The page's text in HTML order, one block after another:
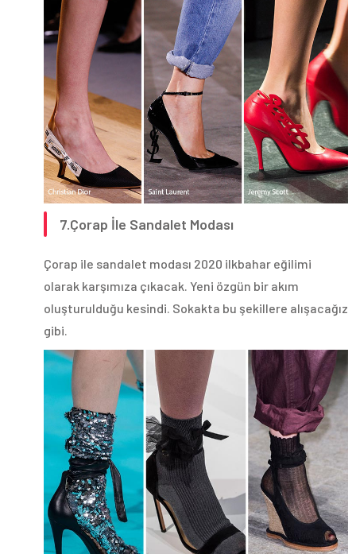
7.Çorap İle Sandalet Modası
Çorap ile sandalet modası 2020 ilkbahar eğilimi
olarak karşımıza çıkacak. Yeni özgün bir akım
oluşturulduğu kesindi. Sokakta bu şekillere alışacağız
gibi.